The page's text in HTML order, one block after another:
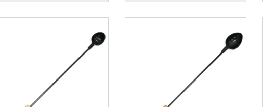
針がくいこまず便利です。
さ:アミを枠に通した時 ほぼ
検索用ワード】
玉替あみ 船用タモあみ ナイロ
網:ナイロンモノフィラ16号テグ
深さ:アミを枠に通した時 枠サ
【検索用ワード】
磯玉替あみ 船用タモあみ ナイロ
ンモノフィラあみ 磯用タモあみ